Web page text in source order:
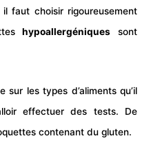
faut choisir rigoureusement
hypoallergéniques sont
les types d’aliments qu’il
effectuer des tests. De
contenant du gluten.